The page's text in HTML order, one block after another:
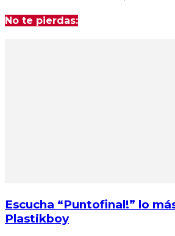
No te pierdas:
Escucha “Puntofinal!” lo
Plastikboy